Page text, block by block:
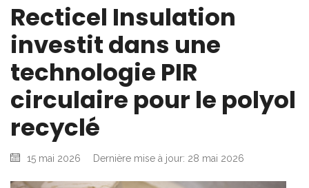
Recticel Insulation
investit dans une
technologie PIR
circulaire pour le polyol
recyclé
15 mai 2026 Dernière mise à jour: 28 mai 2026